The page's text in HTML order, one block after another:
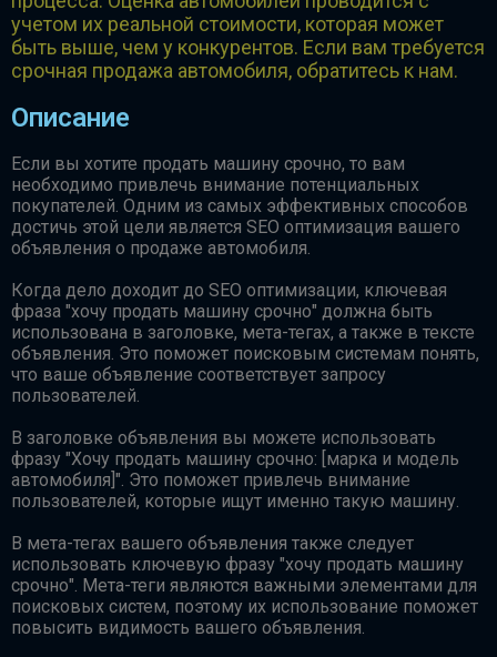
учетом их реальной стоимости, которая может
быть выше, чем у конкурентов. Если вам требуется
срочная продажа автомобиля, обратитесь к нам.
Описание
Если вы хотите продать машину срочно, то вам
необходимо привлечь внимание потенциальных
покупателей. Одним из самых эффективных способов
достичь этой цели является SEO оптимизация вашего
объявления о продаже автомобиля.
Когда дело доходит до SEO оптимизации, ключевая
фраза "хочу продать машину срочно" должна быть
использована в заголовке, мета-тегах, а также в тексте
объявления. Это поможет поисковым системам понять,
что ваше объявление соответствует запросу
пользователей.
В заголовке объявления вы можете использовать
фразу "Хочу продать машину срочно: [марка и модель
автомобиля]". Это поможет привлечь внимание
пользователей, которые ищут именно такую машину.
В мета-тегах вашего объявления также следует
использовать ключевую фразу "хочу продать машину
срочно". Мета-теги являются важными элементами для
поисковых систем, поэтому их использование поможет
повысить видимость вашего объявления.